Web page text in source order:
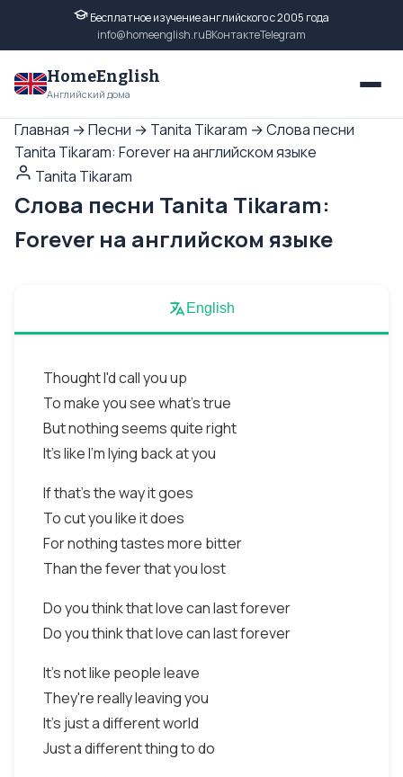
Бесплатное изучение английского с 2005 года
info@homeenglish.ruВКонтактеTelegram
HomeEnglish
Английский дома
Главная →Песни → Tanita Tikaram →Слова песни
Tanita Tikaram: Forever на английском языке
Tanita Tikaram
Слова песни Tanita Tikaram:
Forever на английском языке
English
Thought I'd call you up
To make you see what's true
But nothing seems quite right
It's like I'm lying back at you
If that's the way it goes
To cut you like it does
For nothing tastes more bitter
Than the fever that you lost
Do you think that love can last forever
Do you think that love can last forever
It's not like people leave
They're really leaving you
It's just a different world
Just a different thing to do